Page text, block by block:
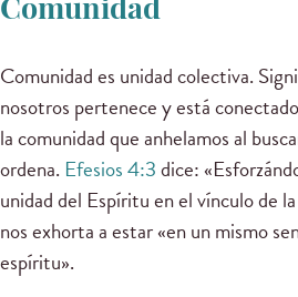
Comunidad
Comunidad es unidad colectiva.
nosotros pertenece y está
la comunidad que anhelamos al
ordena. Efesios 4:3dice:
unidad del Espíritu en el vínculo de
nos exhorta a estar «en un mismo
espíritu».